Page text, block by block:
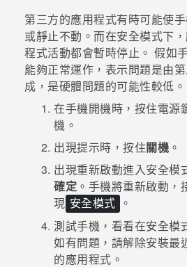
優惠專區
焦點訊息
校園專案
企業採購
銷售門市
銷售通路
支援服務
VIVELAND
第三方的應用程式有時可能使
或靜止不動。而在安全模式下
程式活動都會暫時停止。 假如
能夠正常運作，表示問題是由
成，是硬體問題的可能性較低。
在手機開機時，按住電源
機。
出現提示時，按住關機 。
出現重新啟動進入安全模
確定 。 手機將重新啟動，
現 安全模式
。
測試手機，看看在安全模
如有問題，請解除安裝最
的應用程式。